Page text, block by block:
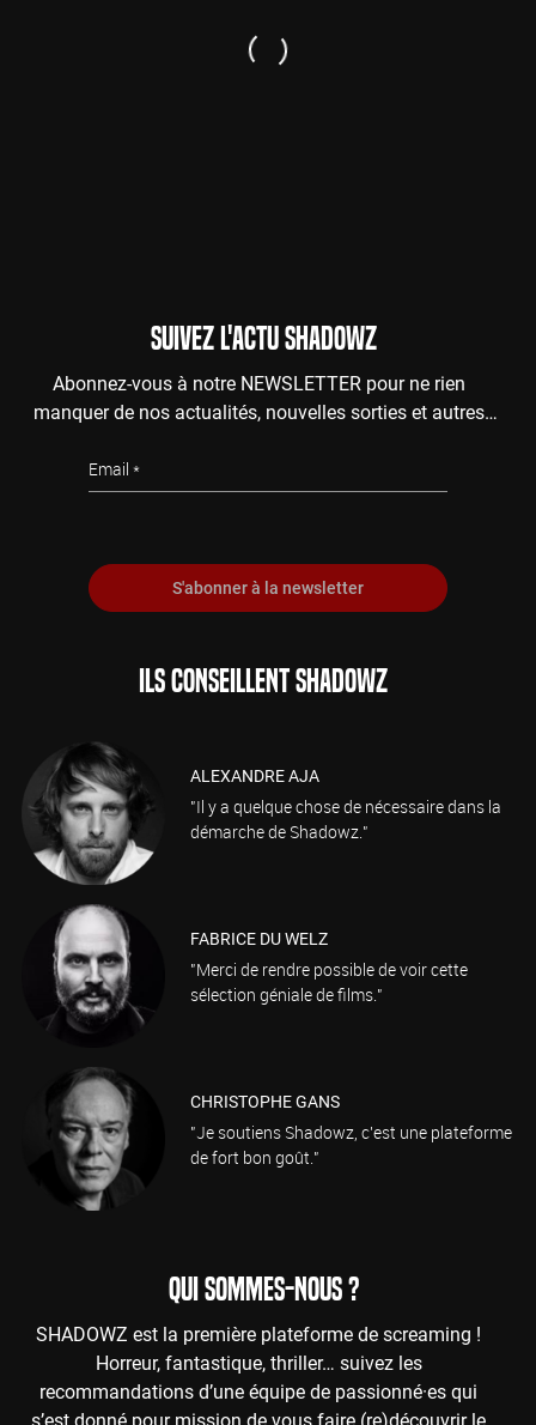
SUIVEZ L'ACTU SHADOWZ
Abonnez-vous à notre NEWSLETTER pour ne rien
manquer de nos actualités, nouvelles sorties et autres
Email
S'abonner à la newsletter
ILS CONSEILLENT SHADOWZ
ALEXANDRE AJA
"Il y a quelque chose de nécessaire dans la
démarche de Shadowz."
FABRICE DU WELZ
"Merci de rendre possible de voir cette
sélection géniale de films."
CHRISTOPHE GANS
"Je soutiens Shadowz, c'est une plateforme
de fort bon goût."
QUI SOMMES-NOUS ?
SHADOWZ est la première plateforme de screaming !
Horreur, fantastique, thriller… suivez les
recommandations d’une équipe de passionné·es qui